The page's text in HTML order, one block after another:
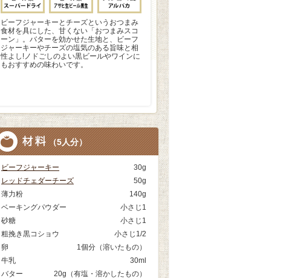
ビーフジャーキーとチーズというおつまみ
食材を具にした、甘くない「おつまみスコ
ーン」。バターを効かせた生地と、ビーフ
ジャーキーやチーズの塩気のある旨味と相
性よし!ノドごしのよい黒ビールやワインに
もおすすめの味わいです。
（5人分）
ビーフジャーキー
30g
レッドチェダーチーズ
50g
薄力粉
140g
ベーキングパウダー
小さじ1
砂糖
小さじ1
粗挽き黒コショウ
小さじ1/2
卵
1個分（溶いたもの）
牛乳
30ml
バター
20g（有塩・溶かしたもの）